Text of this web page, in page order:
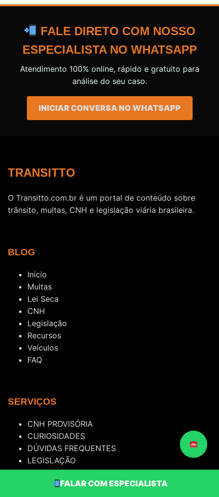
FALE DIRETO COM NOSSO
ESPECIALISTA NO WHATSAPP
Atendimento 100% online, rápido e gratuito para
análise do seu caso.
INICIAR CONVERSA NO WHATSAPP
TRANSITTO
O Transitto.com.br é um portal de conteúdo sobre
trânsito, multas, CNH e legislação viária brasileira.
BLOG
Início
Multas
Lei Seca
CNH
Legislação
Recursos
Veículos
FAQ
SERVIÇOS
CNH PROVISÓRIA
CURIOSIDADES
DÚVIDAS FREQUENTES
LEGISLAÇÃO
LEI SECA
MULTA DE TRÂNSITO
FALAR COM ESPECIALISTA